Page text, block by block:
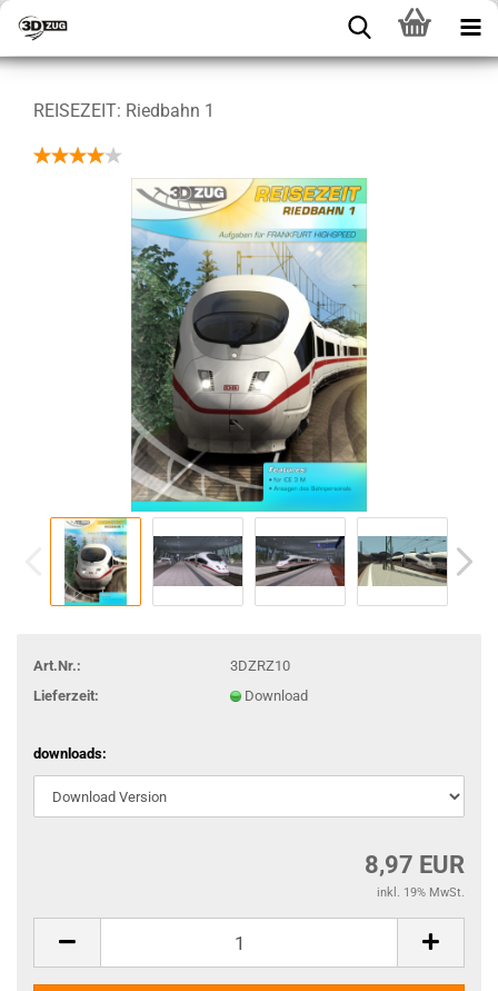
REISEZEIT: Riedbahn 1
Art.Nr.:
3DZRZ10
Lieferzeit:
Download
downloads:
8,97 EUR
inkl. 19% MwSt.